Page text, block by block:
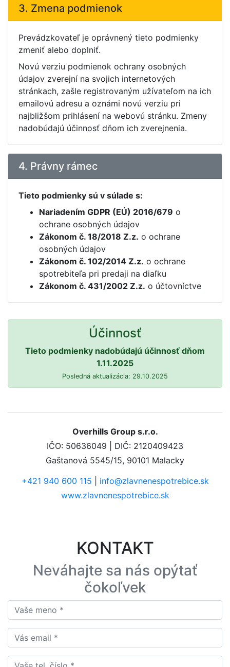
3. Zmena podmienok
Prevádzkovateľ je oprávnený tieto podmienky
zmeniť alebo doplniť.
Novú verziu podmienok ochrany osobných
údajov zverejní na svojich internetových
stránkach, zašle registrovaným užívateľom na ich
emailovú adresu a oznámi novú verziu pri
najbližšom prihlásení na webovú stránku. Zmeny
nadobúdajú účinnosť dňom ich zverejnenia.
4. Právny rámec
Tieto podmienky sú v súlade s:
Nariadením GDPR (EÚ) 2016/679 o
ochrane osobných údajov
Zákonom č. 18/2018 Z.z. o ochrane
osobných údajov
Zákonom č. 102/2014 Z.z. o ochrane
spotrebiteľa pri predaji na diaľku
Zákonom č. 431/2002 Z.z. o účtovníctve
Účinnosť
Tieto podmienky nadobúdajú účinnosť dňom
1.11.2025
Posledná aktualizácia: 29.10.2025
Overhills Group s.r.o.
IČO: 50636049 | DIČ: 2120409423
Gaštanová 5545/15, 90101 Malacky
+421 940 600 115
info@zlavnenespotrebice.sk
www.zlavnenespotrebice.sk
KONTAKT
Neváhajte sa nás opýtať
čokoľvek